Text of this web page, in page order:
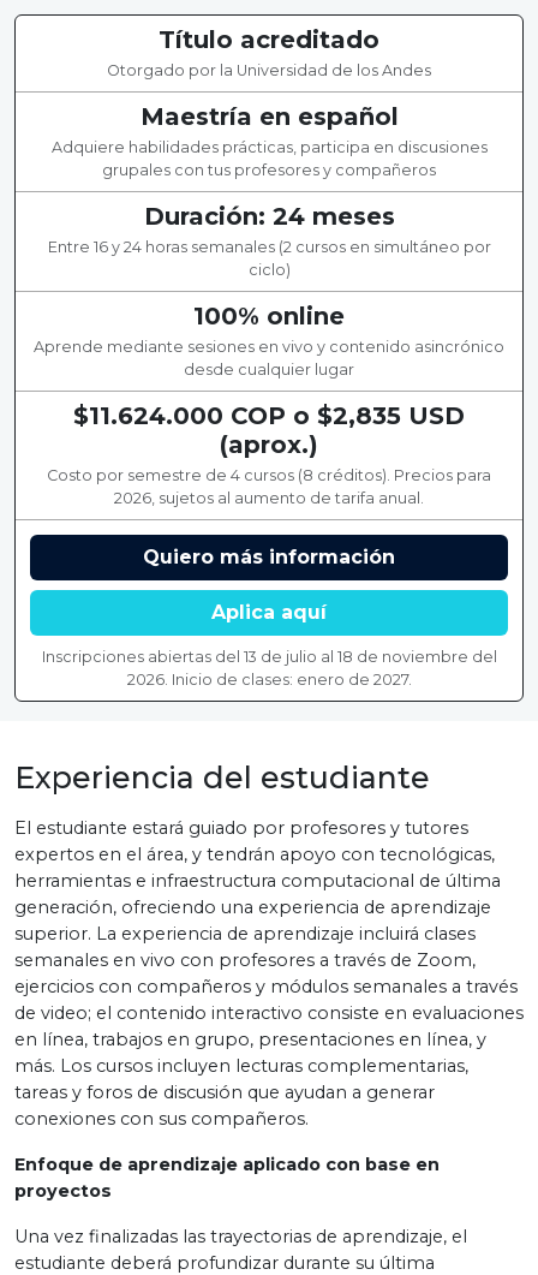
Título acreditado
Otorgado por la Universidad de los Andes
Maestría en español
Adquiere habilidades prácticas, participa en discusiones
grupales con tus profesores y compañeros
Duración: 24 meses
Entre 16 y 24 horas semanales (2 cursos en simultáneo por
ciclo)
100% online
Aprende mediante sesiones en vivo y contenido asincrónico
desde cualquier lugar
$11.624.000 COP o $2,835 USD
(aprox.)
Costo por semestre de 4 cursos (8 créditos). Precios para
2026, sujetos al aumento de tarifa anual.
Quiero más información
Aplica aquí
Inscripciones abiertas del 13 de julio al 18 de noviembre del
2026. Inicio de clases: enero de 2027.
Experiencia del estudiante
El estudiante estará guiado por profesores y tutores
expertos en el área, y tendrán apoyo con tecnológicas,
herramientas e infraestructura computacional de última
generación, ofreciendo una experiencia de aprendizaje
superior. La experiencia de aprendizaje incluirá clases
semanales en vivo con profesores a través de Zoom,
ejercicios con compañeros y módulos semanales a través
de video; el contenido interactivo consiste en evaluaciones
en línea, trabajos en grupo, presentaciones en línea, y
más. Los cursos incluyen lecturas complementarias,
tareas y foros de discusión que ayudan a generar
conexiones con sus compañeros.
Enfoque de aprendizaje aplicado con base en
proyectos
Una vez finalizadas las trayectorias de aprendizaje, el
estudiante deberá profundizar durante su última